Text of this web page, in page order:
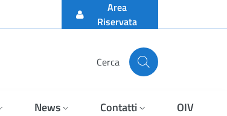
Area
Riservata
Cerca
News Contatti OIV